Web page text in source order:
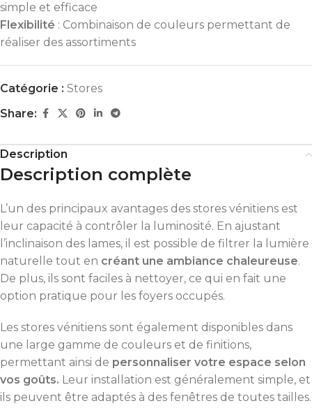
simple et efficace
Flexibilité : Combinaison de couleurs permettant de
réaliser des assortiments
Catégorie : Stores
Share:
Description
Description complète
L’un des principaux avantages des stores vénitiens est
leur capacité à contrôler la luminosité. En ajustant
l’inclinaison des lames, il est possible de filtrer la lumière
naturelle tout en créant une ambiance chaleureuse.
De plus, ils sont faciles à nettoyer, ce qui en fait une
option pratique pour les foyers occupés.
Les stores vénitiens sont également disponibles dans
une large gamme de couleurs et de finitions,
permettant ainsi de personnaliser votre espace selon
vos goûts. Leur installation est généralement simple, et
ils peuvent être adaptés à des fenêtres de toutes tailles.